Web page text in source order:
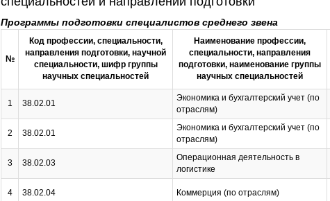
Программы подготовки специалистов среднего звена
№
Код профессии, специальности,
направления подготовки, научной
специальности, шифр группы
научных специальностей
Наименование профессии,
специальности, направления
подготовки, наименование группы
научных специальностей
1 38.02.01
Экономика и бухгалтерский учет (по
отраслям)
2 38.02.01
Экономика и бухгалтерский учет (по
отраслям)
3 38.02.03
Операционная деятельность в
логистике
4 38.02.04 Коммерция (по отраслям)